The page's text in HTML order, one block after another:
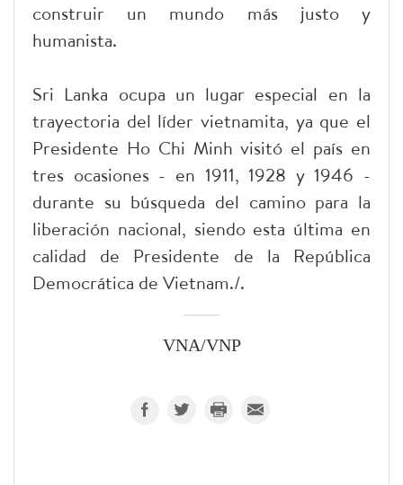
construir un mundo más justo y
humanista.
Sri Lanka ocupa un lugar especial en la
trayectoria del líder vietnamita, ya que el
Presidente Ho Chi Minh visitó el país en
tres ocasiones - en 1911, 1928 y 1946 -
durante su búsqueda del camino para la
liberación nacional, siendo esta última en
calidad de Presidente de la República
Democrática de Vietnam./.
VNA/VNP